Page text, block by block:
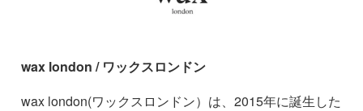
wax london / ワックスロンドン
wax london(ワックスロンドン）は、2015年に誕生した